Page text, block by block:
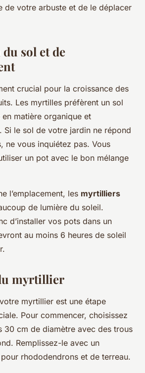
de votre arbuste et de le déplacer
sol et de
crucial pour la croissance des
Les myrtilles préfèrent un sol
matière organique et
Si le sol de votre jardin ne répond
ne vous inquiétez pas. Vous
un pot avec le bon mélange
l’emplacement, les myrtilliers
de lumière du soleil.
d’installer vos pots dans un
au moins 6 heures de soleil
myrtillier
myrtillier est une étape
Pour commencer, choisissez
30 cm de diamètre avec des trous
Remplissez-le avec un
rhododendrons et de terreau.